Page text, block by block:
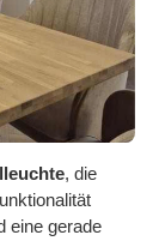
, die
eine gerade